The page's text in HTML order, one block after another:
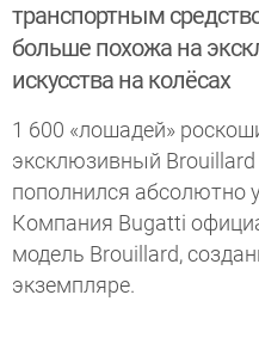
транспортным
больше похожа на
искусства на колёсах
1 600 «лошадей»
эксклюзивный
пополнился абсолютно
Компания Bugatti
модель Brouillard,
экземпляре.